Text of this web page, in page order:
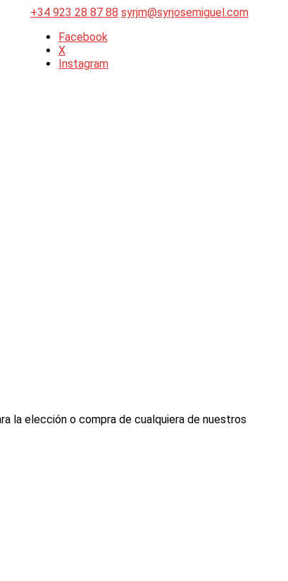
+34 923 28 87 88 syrjm@syrjosemiguel.com
Facebook
X
Instagram
la elección o compra de cualquiera de nuestros